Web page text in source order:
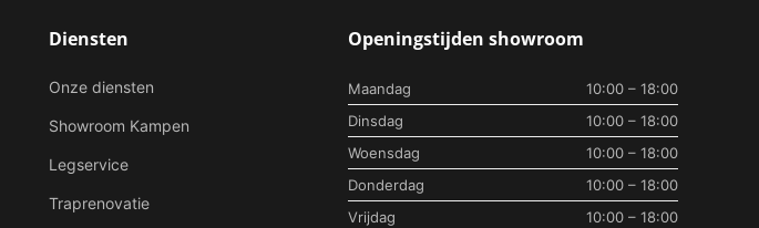
Diensten
Onze diensten
Showroom Kampen
Legservice
Traprenovatie
Openingstijden showroom
Maandag
10:00 – 18:00
Dinsdag
10:00 – 18:00
Woensdag
10:00 – 18:00
Donderdag
10:00 – 18:00
Vrijdag
10:00 – 18:00